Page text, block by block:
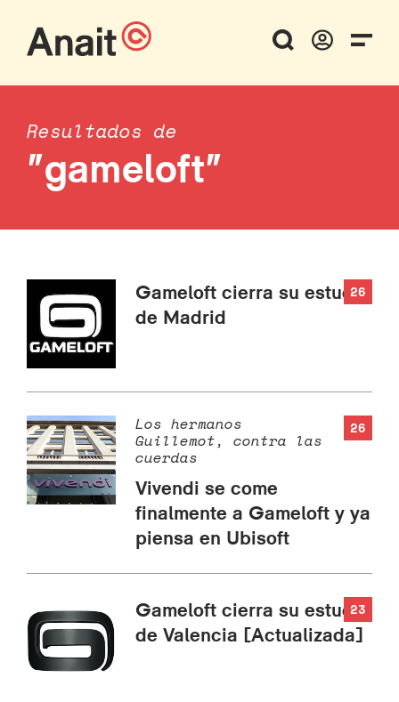
Resultados de
"gameloft"
26
Gameloft cierra su estudio
de Madrid
26
Los hermanos
Guillemot, contra las
cuerdas
Vivendi se come
finalmente a Gameloft y ya
piensa en Ubisoft
23
Gameloft cierra su estudio
de Valencia [Actualizada]